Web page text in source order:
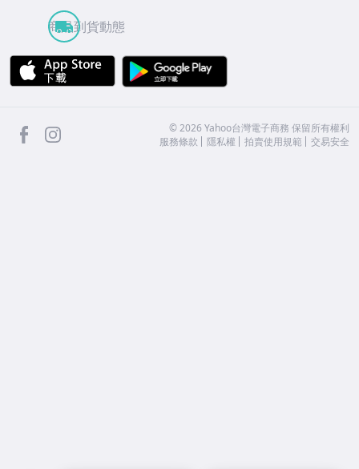
商品到貨動態
APP Store
facebook ©2026 Yahoo台灣電子商務 保留所有權利
服務條款
隱私權 拍賣使用規範 交易安全